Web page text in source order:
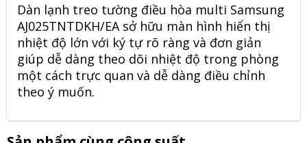
Dàn lạnh treo tường điều hòa multi Samsung
AJ025TNTDKH/EAsở hữu màn hình hiển thị
nhiệt độ lớn với ký tự rõ ràng và đơn giản
giúp dễ dàng theo dõi nhiệt độ trong phòng
một cách trực quan và dễ dàng điều chỉnh
theo ý muốn.